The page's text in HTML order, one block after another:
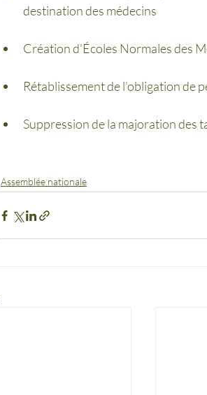
destination des médecins
Création d’Écoles Normales des
Rétablissement de l’obligation de
Suppression de la majoration des
Assemblée nationale